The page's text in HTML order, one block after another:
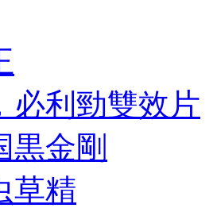
必利勁雙效片
黒金剛
草精